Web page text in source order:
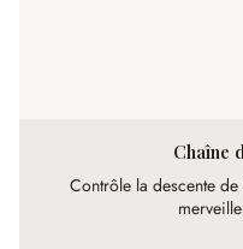
Chaîne
Contrôle la descente